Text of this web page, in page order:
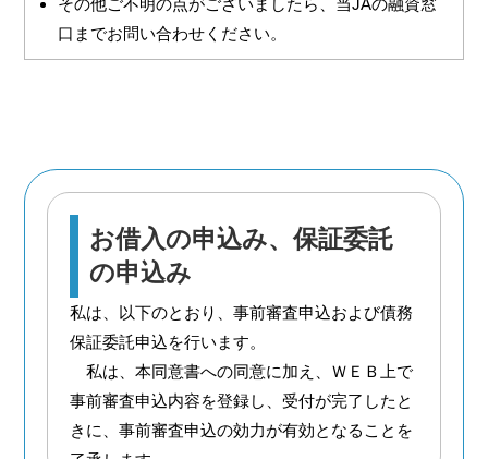
口までお問い合わせください。
お借入の申込み、保証委託
の申込み
私は、以下のとおり、事前審査申込および債務
保証委託申込を行います。
私は、本同意書への同意に加え、ＷＥＢ上で
事前審査申込内容を登録し、受付が完了したと
きに、事前審査申込の効力が有効となることを